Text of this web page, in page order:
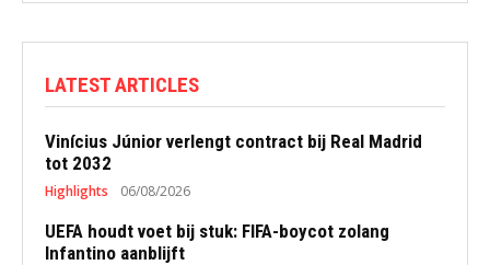
LATEST ARTICLES
Vinícius Júnior verlengt contract bij Real Madrid
tot 2032
Highlights 06/08/2026
UEFA houdt voet bij stuk: FIFA-boycot zolang
Infantino aanblijft